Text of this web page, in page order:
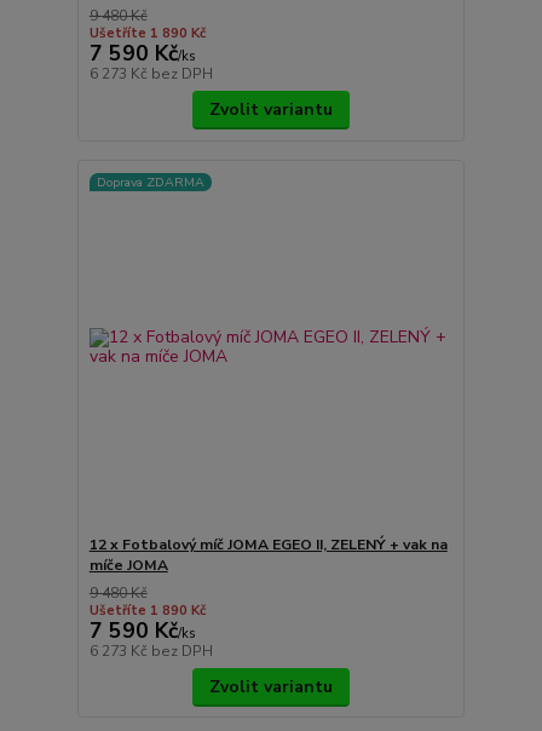
9 480 Kč
Ušetříte 1 890 Kč
7 590 Kč/ks
6 273 Kč bez DPH
Zvolit variantu
Doprava ZDARMA
12 x Fotbalový míč JOMA EGEO II, ZELENÝ + vak na
míče JOMA
9 480 Kč
Ušetříte 1 890 Kč
7 590 Kč/ks
6 273 Kč bez DPH
Zvolit variantu